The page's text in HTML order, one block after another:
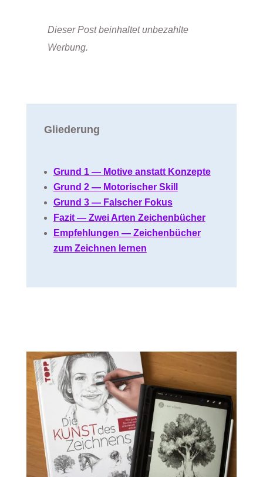
Dieser Post beinhaltet unbezahlte
Werbung.
Gliederung
Grund 1 — Motive anstatt Konzepte
Grund 2 — Motorischer Skill
Grund 3 — Falscher Fokus
Fazit — Zwei Arten Zeichenbücher
Empfehlungen — Zeichenbücher
zum Zeichnen lernen